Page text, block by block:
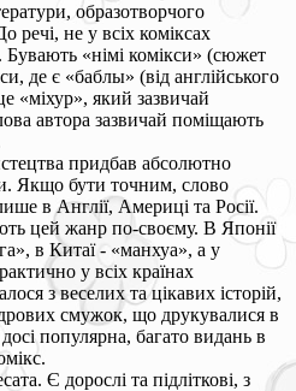
образотворчого
речі, не у всіх коміксах
Бувають «німі комікси» (сюжет
де є «баблы» (від англійського
«міхур», який зазвичай
автора зазвичай поміщають
придбав абсолютно
Якщо бути точним, слово
в Англії, Америці та Росії.
цей жанр по-своєму. В Японії
в Китаї - «манхуа», а у
у всіх країнах
з веселих та цікавих історій,
смужок, що друкувалися в
популярна, багато видань в
Є дорослі та підліткові, з